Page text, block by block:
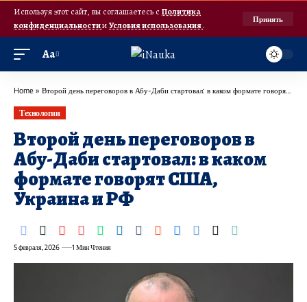
Используя этот сайт, вы соглашаетесь с Политика
конфиденциальностииУсловия использования.
Принять
Аа
Home » Второй день переговоров в Абу-Даби стартовал: в каком формате говорят США, Украина и РФ
Технологии
Второй день переговоров в
Абу-Даби стартовал: в каком
формате говорят США,
Украина и РФ
5 февраля, 2026 1 Мин Чтения